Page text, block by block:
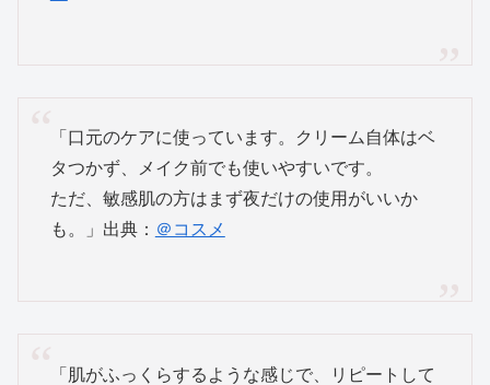
「口元のケアに使っています。クリーム自体はベ
タつかず、メイク前でも使いやすいです。
ただ、敏感肌の方はまず夜だけの使用がいいか
も。」出典： ＠コスメ
「肌がふっくらするような感じで、リピートして